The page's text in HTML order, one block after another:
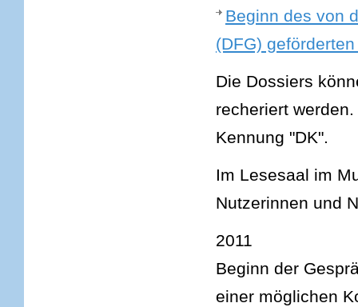
Beginn des von
(DFG)
Die Dossiers
recheriert
Kennung "DK".
Im Lesesaal im
Nutzerinnen und
2011
Beginn der
einer möglichen